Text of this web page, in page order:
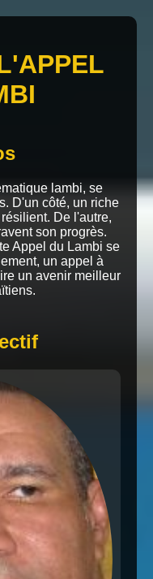
lambi, se
D'un côté, un riche
De l'autre,
son progrès.
Appel du Lambi se
un appel à
un avenir meilleur